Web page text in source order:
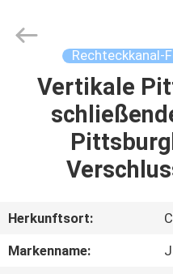
HAUSE
PRODUKTE
ÜBER
UNS
MACHINERY
Rechteckkanal-
Vertikale
Herkunftsort:
Markenname: